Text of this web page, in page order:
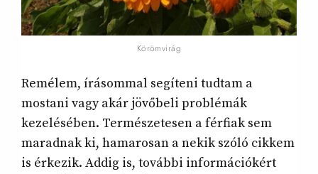
Körömvirág
Remélem, írásommal segíteni tudtam a
mostani vagy akár jövőbeli problémák
kezelésében. Természetesen a férfiak sem
maradnak ki, hamarosan a nekik szóló cikkem
is érkezik. Addig is, további információkért